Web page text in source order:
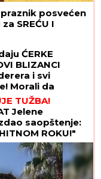
praznik posvećen
SREĆU I
ĆERKE
BLIZANCI
i svi
Morali da
iako im je otac
da novac ne
TUŽBA!
Jelene
saopštenje:
ROKU!"